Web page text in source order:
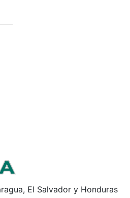
El Salvador y Honduras